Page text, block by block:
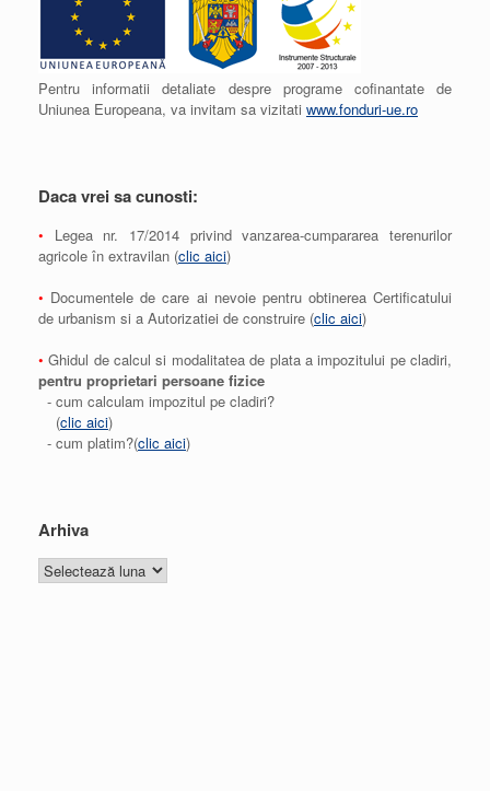
Pentru informatii detaliate despre programe cofinantate de
Uniunea Europeana, va invitam sa vizitati www.fonduri-ue.ro
Daca vrei sa cunosti:
• Legea nr. 17/2014 privind vanzarea-cumpararea terenurilor
agricole în extravilan (clic aici)
• Documentele de care ai nevoie pentru obtinerea Certificatului
de urbanism si a Autorizatiei de construire (clic aici)
• Ghidul de calcul si modalitatea de plata a impozitului pe cladiri,
pentru proprietari persoane fizice
- cum calculam impozitul pe cladiri?
(clic aici)
- cum platim?(clic aici)
Arhiva